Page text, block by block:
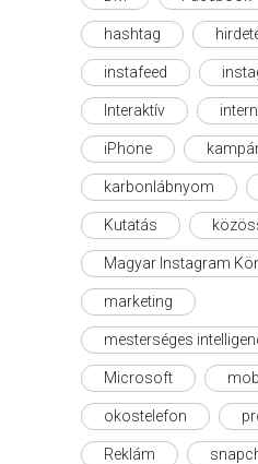
hashtag
instafeed
Interaktív
iPhone
karbonlábnyom
Kutatás
Magyar Instagram
marketing
mesterséges
Microsoft
okostelefon
Reklám